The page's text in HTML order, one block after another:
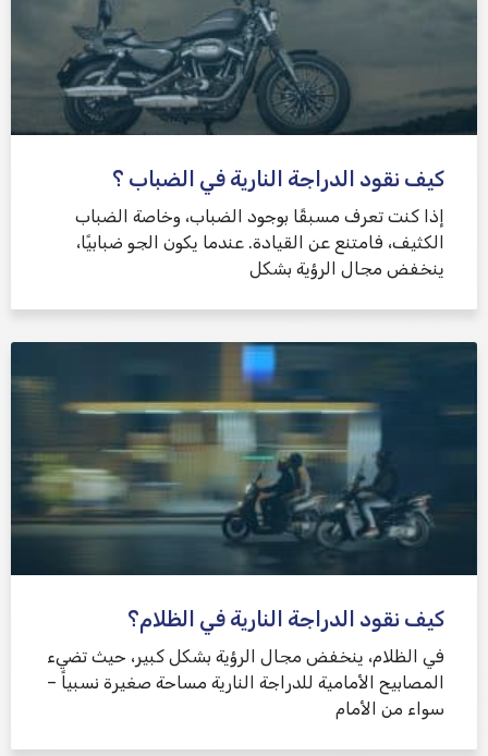
كيف نقود الدراجة النارية في الضباب ؟
إذا كنت تعرف مسبقًا بوجود الضباب، وخاصة الضباب
الكثيف، فامتنع عن القيادة. عندما يكون الجو ضبابيًا،
ينخفض ​​مجال الرؤية بشكل
كيف نقود الدراجة النارية في الظلام؟
في الظلام، ينخفض ​​مجال الرؤية بشكل كبير، حيث تضيء
المصابيح الأمامية للدراجة النارية مساحة صغيرة نسبياً –
سواء من الأمام